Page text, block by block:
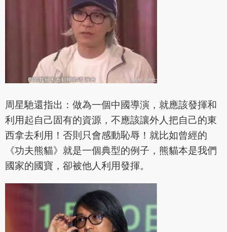
周星馳還指出：做為一個中國導演，就應該發揮和
利用起自己固有的資源，不應該讓外人把自己的東
西拿去利用！否則只會感動恥辱！就比如曾經的
《功夫熊貓》就是一個典型的例子，熊貓本是我們
國家的國寶，卻被他人利用發揮。